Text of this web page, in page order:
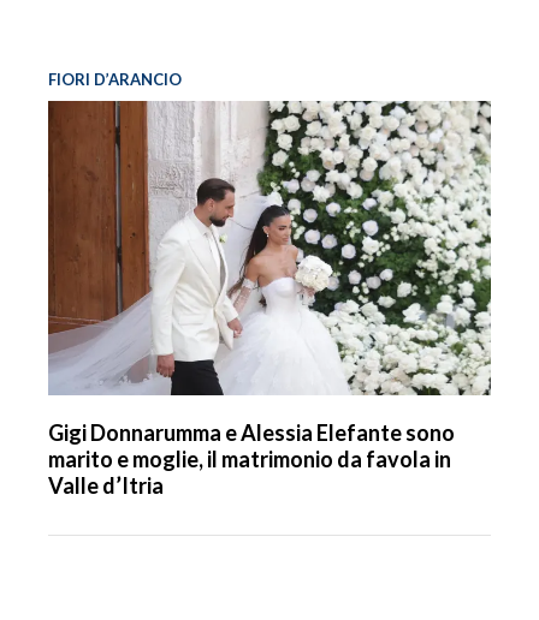
FIORI D’ARANCIO
Gigi Donnarumma e Alessia Elefante sono
marito e moglie, il matrimonio da favola in
Valle d’Itria